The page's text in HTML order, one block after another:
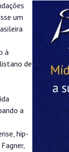
um
à
de
a
hip-